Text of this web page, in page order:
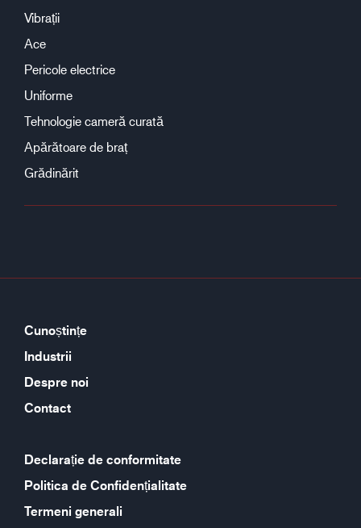
Vibrații
Ace
Pericole electrice
Uniforme
Tehnologie cameră curată
Apărătoare de braț
Grădinărit
Cunoștințe
Industrii
Despre noi
Contact
Declarație de conformitate
Politica de Confidențialitate
Termeni generali